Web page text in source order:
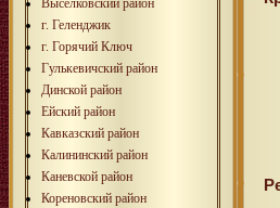
г. Геленджик
г. Горячий Ключ
Гулькевичский район
Динской район
Ейский район
Кавказский район
Калининский район
Каневской район
Кореновский район